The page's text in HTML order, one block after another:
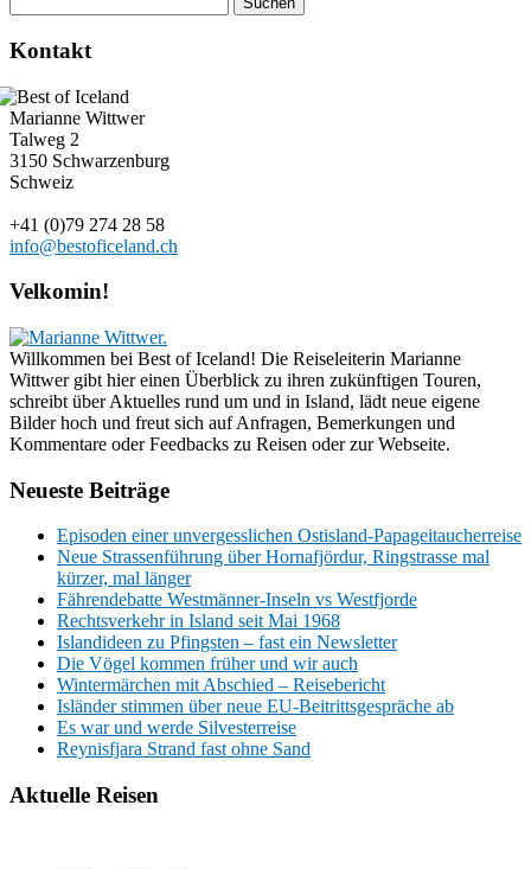
Kontakt
Marianne Wittwer
Talweg 2
3150 Schwarzenburg
Schweiz
+41 (0)79 274 28 58
info@bestoficeland.ch
Velkomin!
Willkommen bei Best of Iceland! Die Reiseleiterin Marianne
Wittwer gibt hier einen Überblick zu ihren zukünftigen Touren,
schreibt über Aktuelles rund um und in Island, lädt neue eigene
Bilder hoch und freut sich auf Anfragen, Bemerkungen und
Kommentare oder Feedbacks zu Reisen oder zur Webseite.
Neueste Beiträge
Episoden einer unvergesslichen Ostisland-Papageitaucherreise
Neue Strassenführung über Hornafjördur, Ringstrasse mal
kürzer, mal länger
Fährendebatte Westmänner-Inseln vs Westfjorde
Rechtsverkehr in Island seit Mai 1968
Islandideen zu Pfingsten – fast ein Newsletter
Die Vögel kommen früher und wir auch
Wintermärchen mit Abschied – Reisebericht
Isländer stimmen über neue EU-Beitrittsgespräche ab
Es war und werde Silvesterreise
Reynisfjara Strand fast ohne Sand
Aktuelle Reisen